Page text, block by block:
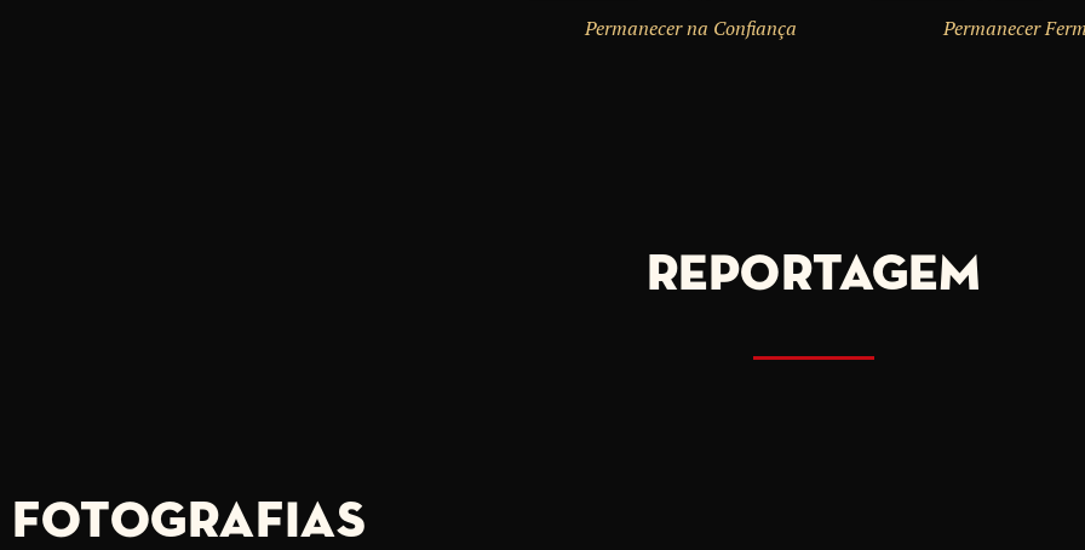
Permanecer na Confiança Permanecer
REPORTAGEM
FOTOGRAFIAS